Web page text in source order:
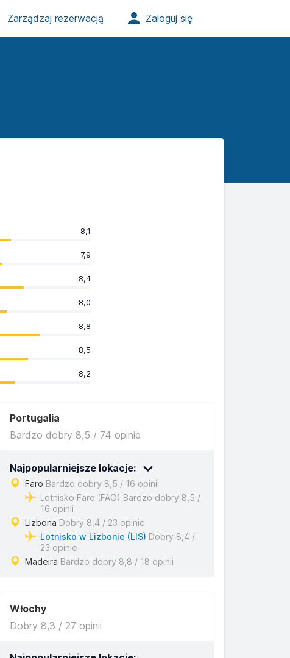
8,1
7,9
8,4
8,0
8,8
8,5
8,2
Portugalia
Bardzo dobry 8,5 / 74 opinie
Najpopularniejsze lokacje:
Faro Bardzo dobry 8,5 / 16 opinii
Lotnisko Faro (FAO) Bardzo dobry 8,5 /
16 opinii
Lizbona Dobry 8,4 / 23 opinie
Lotnisko w Lizbonie (LIS) Dobry 8,4 /
23 opinie
Madeira Bardzo dobry 8,8 / 18 opinii
Włochy
Dobry 8,3 / 27 opinii